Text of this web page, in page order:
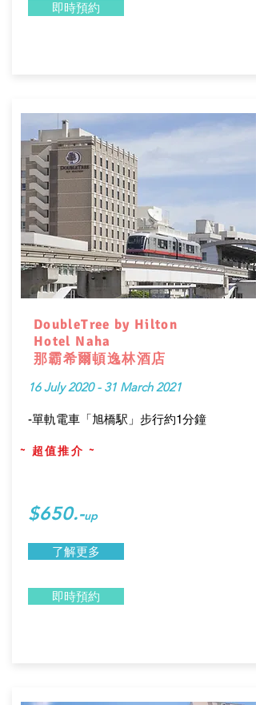
即時預約
DoubleTree by Hilton
Hotel Naha
那霸希爾頓逸林酒店
16 July 2020 - 31 March 2021
-單軌電車「旭橋駅」步行約1分鐘
~ 超值推介 ~
$650.-up
了解更多
即時預約